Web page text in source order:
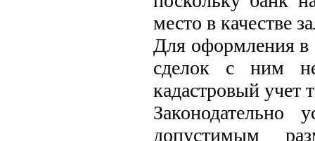
место в качестве
Для оформления в
сделок с ним
кадастровый учет
Законодательно
допустимым